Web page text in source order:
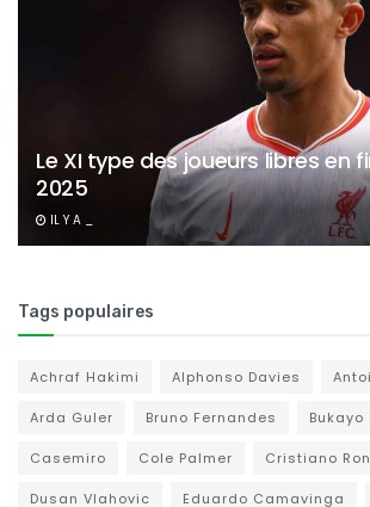
Le XI type des joueurs libres en
2025
IL Y A _
Tags populaires
Achraf Hakimi Alphonso Davies
Arda Guler Bruno Fernandes Bukayo
Casemiro Cole Palmer Cristiano
Dusan Vlahovic Eduardo Camavinga